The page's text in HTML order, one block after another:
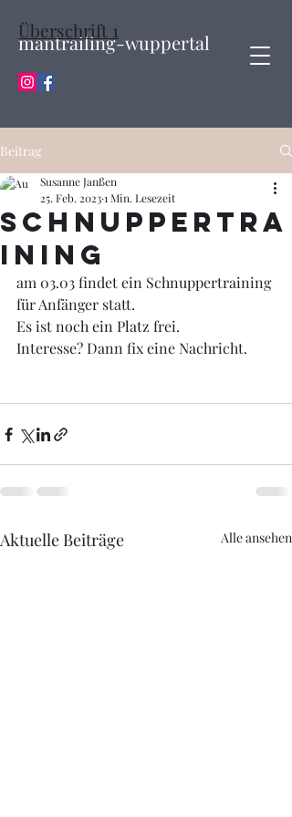
mantrailing-wuppertal
Überschrift 1
Beitrag
Schnuppertra
ining
Susanne Janßen
25. Feb. 20231 Min. Lesezeit
am 03.03 findet ein Schnuppertraining
für Anfänger statt.
Es ist noch ein Platz frei.
Interesse? Dann fix eine Nachricht.
Aktuelle Beiträge Alle ansehen